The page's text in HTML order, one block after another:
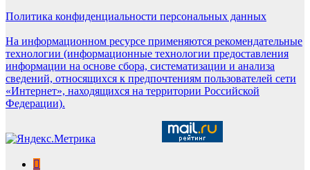
Политика конфиденциальности персональных данных
На информационном ресурсе применяются рекомендательные
технологии (информационные технологии предоставления
информации на основе сбора, систематизации и анализа
сведений, относящихся к предпочтениям пользователей сети
«Интернет», находящихся на территории Российской
Федерации).